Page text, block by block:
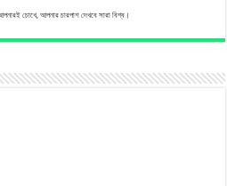
চোখে, আপনার চারপাশ দেখবে সারা বিশ্ব।